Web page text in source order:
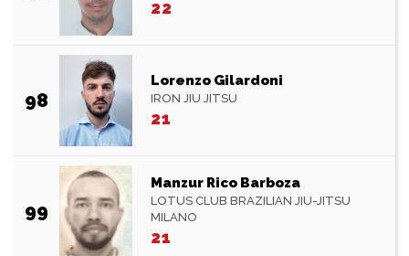
22
98
Lorenzo Gilardoni
IRON JIU JITSU
21
99
Manzur Rico Barboza
LOTUS CLUB BRAZILIAN JIU-JITSU
MILANO
21